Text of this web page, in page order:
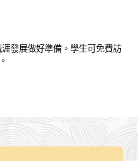
發展做好準備。學生可免費訪